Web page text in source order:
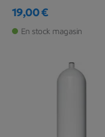
Prix
19,00 €
En stock magasin